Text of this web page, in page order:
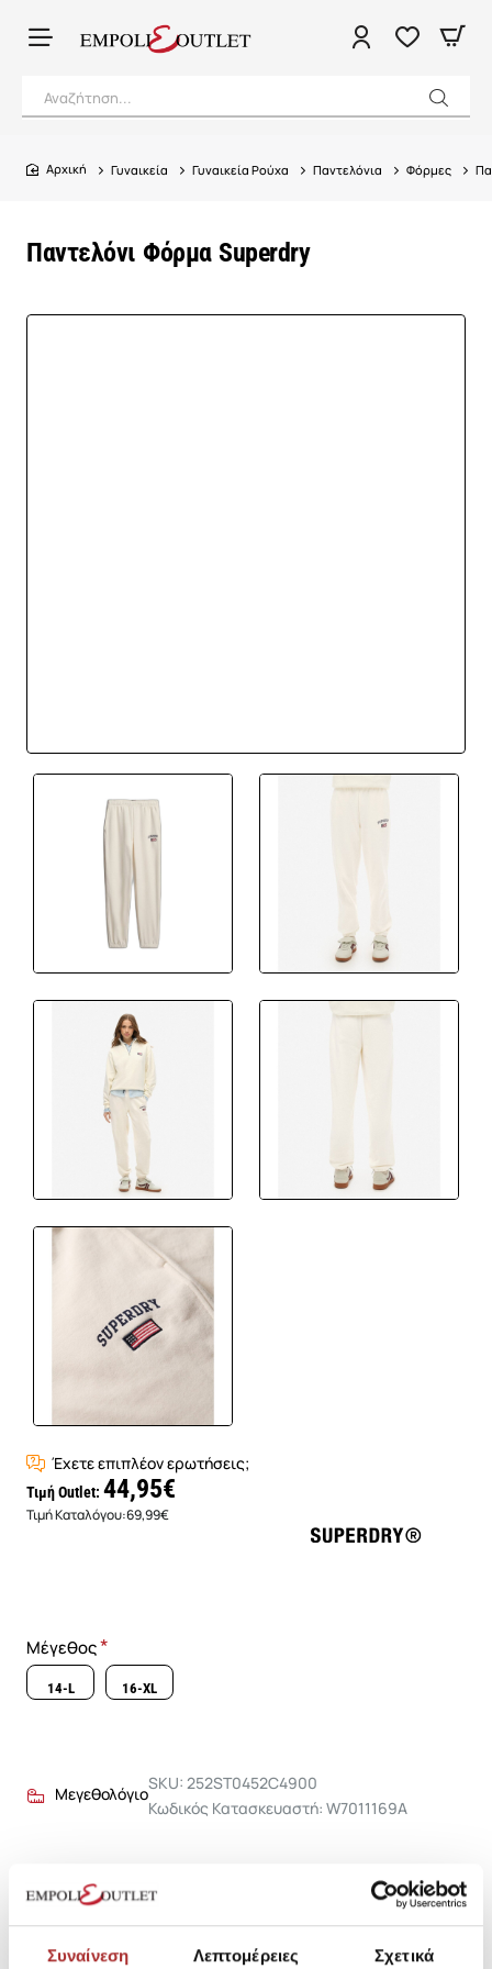
Συναίνεση Λεπτομέρειες Σχετικά
Αναζήτηση...
Παντελόνι Φόρμα Superdry
home
Γυναικεία Γυναικεία Ρούχα Παντελόνια Φόρμες
Έχετε επιπλέον ερωτήσεις;
Τιμή Outlet: 44,95€
Τιμή Καταλόγου:69,99€
Μέγεθος
14-L 16-XL
Μεγεθολόγιο
SKU: 252ST0452C4900
Κωδικός Κατασκευαστή: W7011169A
Σύνθεση